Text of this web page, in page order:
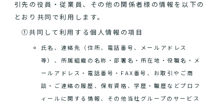
引先の役員・従業員、その他の関係者様の情報を以下の
とおり共同で利用します。
①共同して利用する個人情報の項目
氏名、連絡先（住所、電話番号、メールアドレス
等）、所属組織の名称・部署名・所在地・役職名・メ
ールアドレス・電話番号・FAX番号、お取引やご商
談・ご連絡の履歴、保有資格、学歴・職歴などプロフ
ィールに関する情報、その他当社グループのサービス